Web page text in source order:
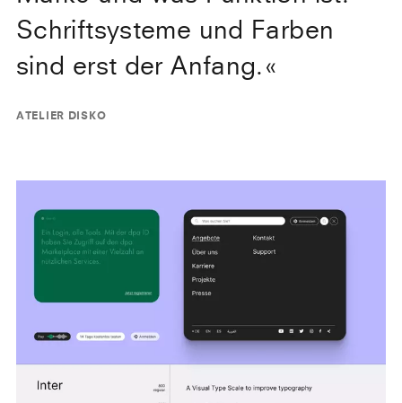
Schriftsysteme und Farben
sind erst der Anfang. «
ATELIER DISKO